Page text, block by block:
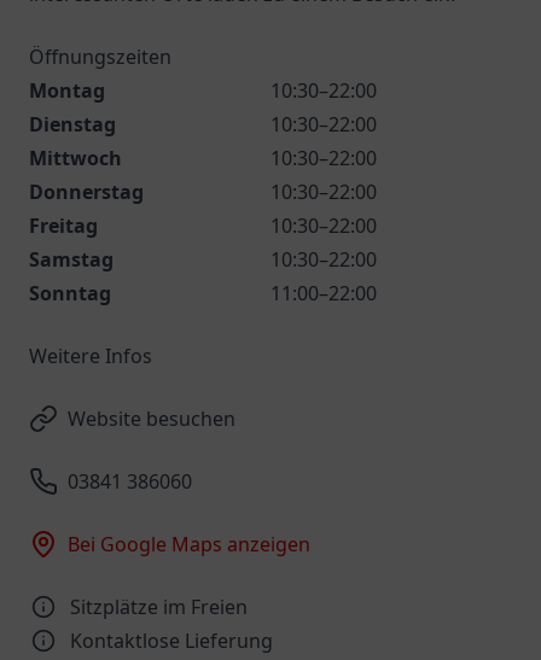
Öffnungszeiten
Montag
10:30–22:00
Dienstag
10:30–22:00
Mittwoch
10:30–22:00
Donnerstag
10:30–22:00
Freitag
10:30–22:00
Samstag
10:30–22:00
Sonntag
11:00–22:00
Weitere Infos
Website besuchen
03841 386060
Bei Google Maps anzeigen
Sitzplätze im Freien
Kontaktlose Lieferung